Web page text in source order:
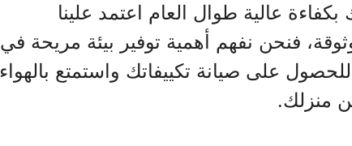
عالية طوال العام اعتمد علينا
فنحن نفهم أهمية توفير بيئة مريحة في
على صيانة تكييفاتك واستمتع بالهواء
منزلك.